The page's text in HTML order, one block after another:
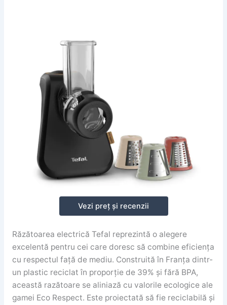
Vezi preț și recenzii
Răzătoarea electrică Tefal reprezintă o alegere
excelentă pentru cei care doresc să combine eficiența
cu respectul față de mediu. Construită în Franța dintr-
un plastic reciclat în proporție de 39% și fără BPA,
această razătoare se aliniază cu valorile ecologice ale
gamei Eco Respect. Este proiectată să fie reciclabilă și